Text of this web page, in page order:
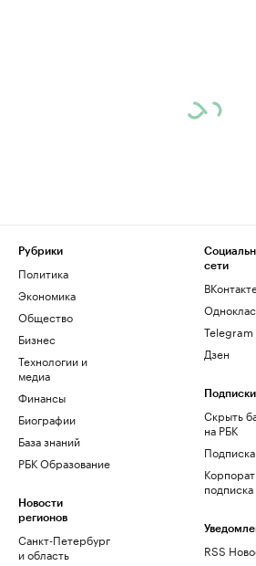
Рубрики
Политика
Экономика
Общество
Бизнес
Технологии и
медиа
Финансы
Биографии
База знаний
РБК Образование
Новости
регионов
Санкт-Петербург
и область
сети
Telegram
Дзен
Подписки
Скрыть
на РБК
подписка
RSS